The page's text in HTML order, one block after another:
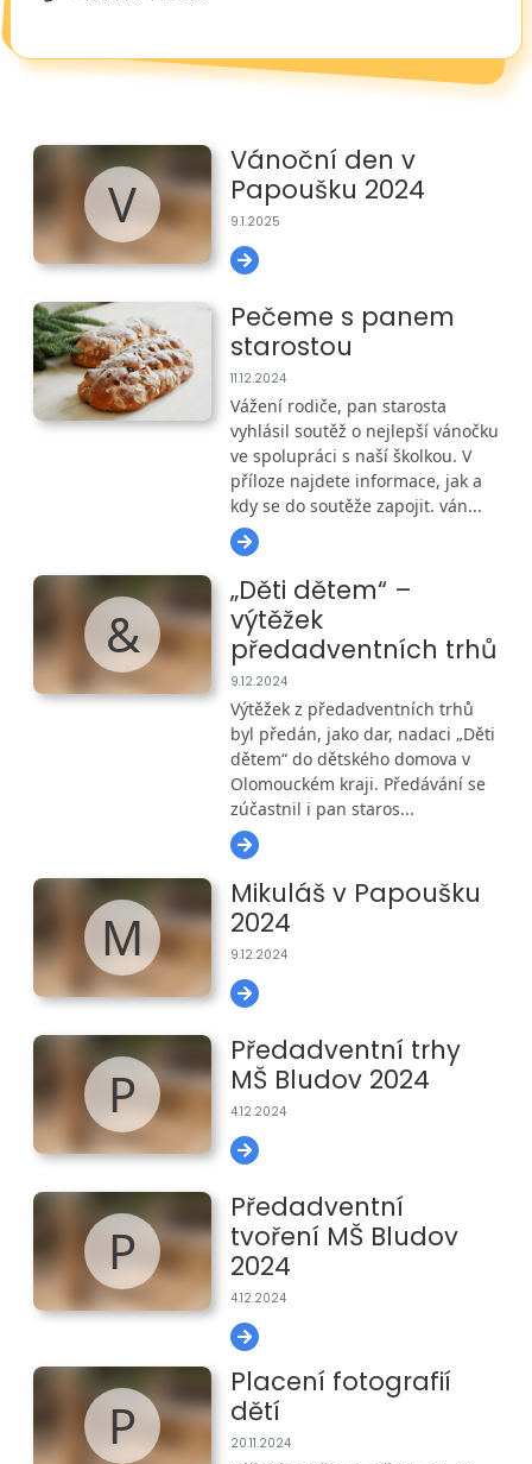
V
Vánoční den v
Papoušku 2024
9.1.2025
Pečeme s panem
starostou
11.12.2024
Vážení rodiče, pan starosta
vyhlásil soutěž o nejlepší vánočku
ve spolupráci s naší školkou. V
příloze najdete informace, jak a
kdy se do soutěže zapojit. ván...
&
„Děti dětem“ –
výtěžek
předadventních trhů
9.12.2024
Výtěžek z předadventních trhů
byl předán, jako dar, nadaci „Děti
dětem“ do dětského domova v
Olomouckém kraji. Předávání se
zúčastnil i pan staros...
M
Mikuláš v Papoušku
2024
9.12.2024
P
Předadventní trhy
MŠ Bludov 2024
4.12.2024
P
Předadventní
tvoření MŠ Bludov
2024
4.12.2024
P
Placení fotografií
dětí
20.11.2024